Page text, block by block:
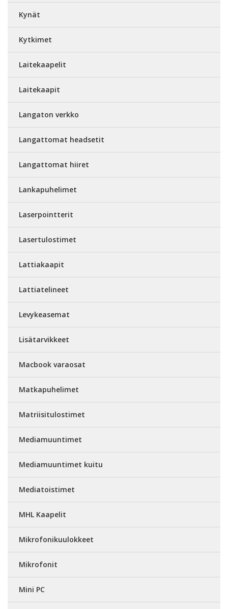
Kynät
Kytkimet
Laitekaapelit
Laitekaapit
Langaton verkko
Langattomat headsetit
Langattomat hiiret
Lankapuhelimet
Laserpointterit
Lasertulostimet
Lattiakaapit
Lattiatelineet
Levykeasemat
Lisätarvikkeet
Macbook varaosat
Matkapuhelimet
Matriisitulostimet
Mediamuuntimet
Mediamuuntimet kuitu
Mediatoistimet
MHL Kaapelit
Mikrofonikuulokkeet
Mikrofonit
Mini PC